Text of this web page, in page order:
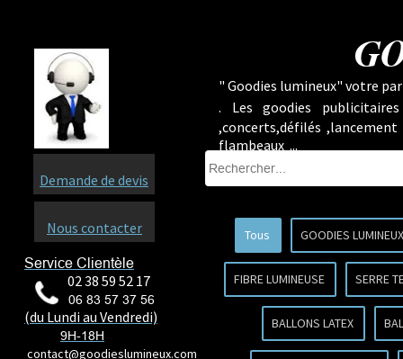
Service Clientèle
02 38 59 52 17
06 83 57 37 56
(du Lundi au Vendredi)
9H-18H
contact@goodieslumineux.com
Demande de devis
Nous contacter
" Goodies lumineux" votre
. Les goodies
,concerts,défilés
flambeaux ...
Tous GOODIES
FIBRE LUMINEUSE SERRE
BALLONS LATEX